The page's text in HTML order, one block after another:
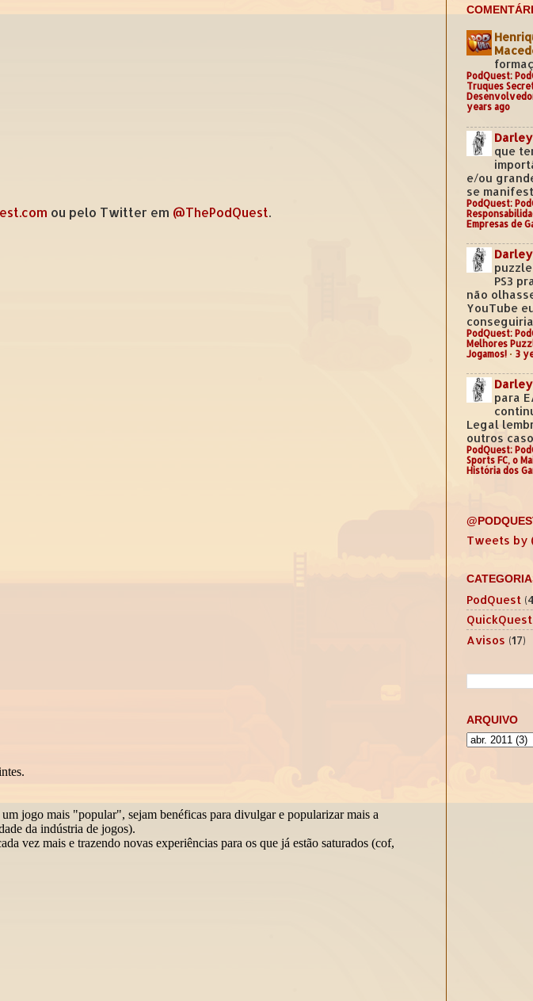
ou pelo Twitter em @ThePodQuest.
PodQuest:
Truques
years ago
que
e/ou
se
PodQuest:
Empresas de
PS3
não
YouTube
PodQuest:
Melhores
Jogamos! · 3
para
Legal
outros
PodQuest:
Sports FC, o
História dos
Tweets by
PodQuest
QuickQuest
Avisos (17)
ARQUIVO